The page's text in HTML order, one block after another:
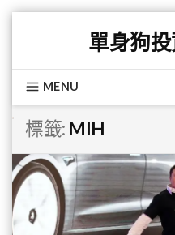
content
單身狗
MENU
標籤: MIH